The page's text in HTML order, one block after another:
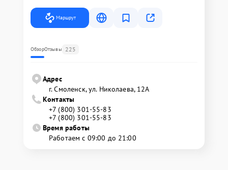
Маршрут
ОбзорОтзывы 225
Адрес
г. Смоленск, ул. Николаева, 12А
Контакты
+7 (800) 301-55-83
+7 (800) 301-55-83
Время работы
Работаем с 09:00 до 21:00